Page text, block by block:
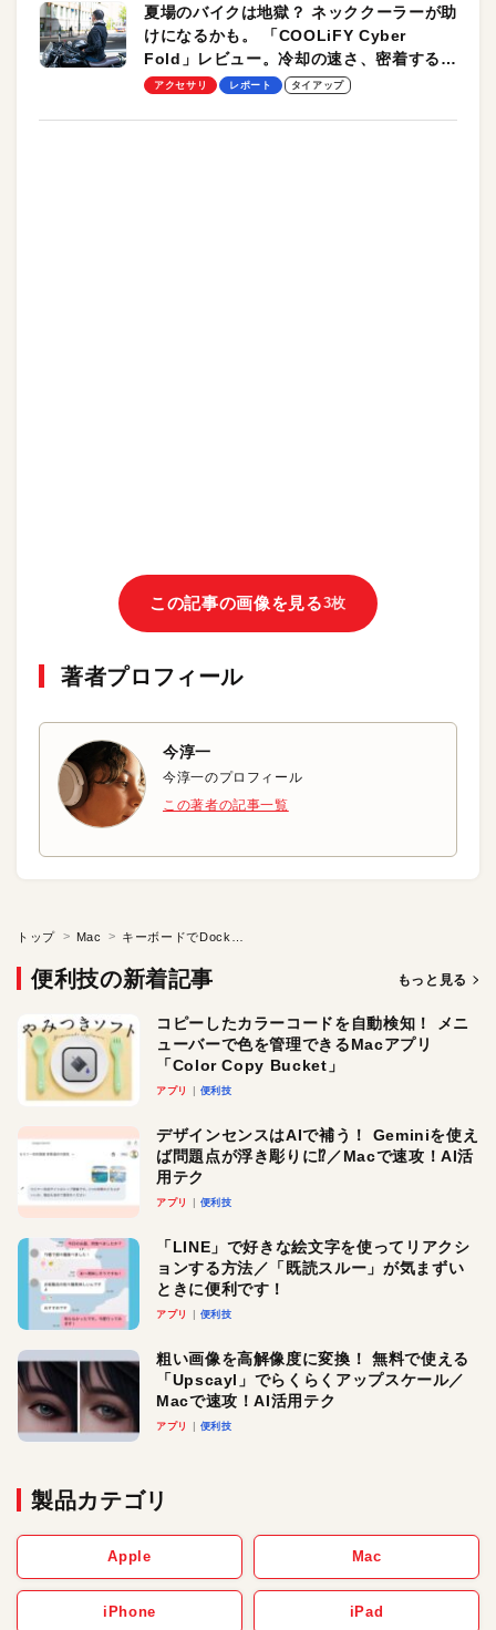
夏場のバイクは地獄？ ネッククーラーが助
けになるかも。 「COOLiFY Cyber
Fold」レビュー。冷却の速さ、密着する冷
却プレート、シンプルな操作性がグッド！
アクセサリ レポート タイアップ
この記事の画像を見る3枚
著者プロフィール
今淳一
今淳一のプロフィール
この著者の記事一覧
トップ Mac
便利技の新着記事 もっと見る
コピーしたカラーコードを自動検知！ メニ
ューバーで色を管理できるMacアプリ
「Color Copy Bucket」
アプリ 便利技
デザインセンスはAIで補う！ Geminiを使え
ば問題点が浮き彫りに⁉︎／Macで速攻！AI活
用テク
アプリ 便利技
「LINE」で好きな絵文字を使ってリアクシ
ョンする方法／「既読スルー」が気まずい
ときに便利です！
アプリ 便利技
粗い画像を高解像度に変換！ 無料で使える
「Upscayl」でらくらくアップスケール／
Macで速攻！AI活用テク
アプリ 便利技
製品カテゴリ
Apple Mac
iPhone iPad